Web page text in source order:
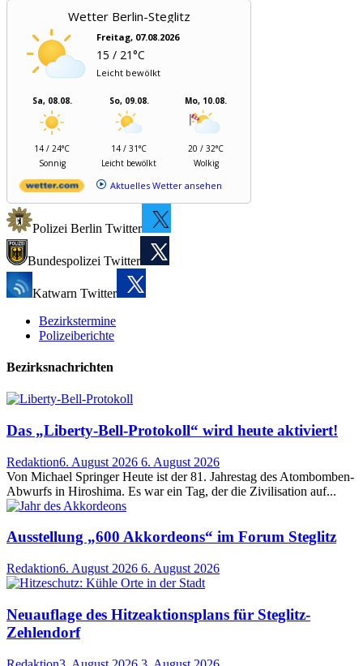
Wetter Berlin-Steglitz
Freitag, 07.08.2026
15 / 21°C
Leicht bewölkt
Sa, 08.08.
14 / 24°C
Sonnig
So, 09.08.
14 / 31°C
Leicht bewölkt
Mo, 10.08.
20 / 32°C
Wolkig
Aktuelles Wetter ansehen
Polizei Berlin Twitter
Bundespolizei Twitter
Katwarn Twitter
Bezirkstermine
Polizeiberichte
Bezirksnachrichten
Das „Liberty-Bell-Protokoll“ wird heute aktiviert!
Redaktion6. August 2026 6. August 2026
Von Michael Springer Heute ist der 81. Jahrestag des Atombomben-
Abwurfs in Hiroshima. Es war ein Tag, der die Zivilisation auf...
Ausstellung „600 Akkordeons“ im Forum Steglitz
Redaktion6. August 2026 6. August 2026
Neuauflage des Hitzeaktionsplans für Steglitz-
Zehlendorf